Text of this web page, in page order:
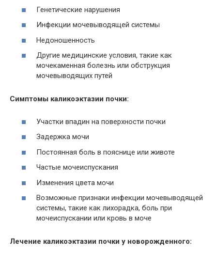
Генетические нарушения
Инфекции мочевыводящей системы
Недоношенность
Другие медицинские условия, такие как
мочекаменная болезнь или обструкция
мочевыводящих путей
Симптомы каликоэктазии почки:
Участки впадин на поверхности почки
Задержка мочи
Постоянная боль в пояснице или животе
Частые мочеиспускания
Изменения цвета мочи
Возможные признаки инфекции мочевыводящей
системы, такие как лихорадка, боль при
мочеиспускании или кровь в моче
Лечение каликоэктазии почки у новорожденного: